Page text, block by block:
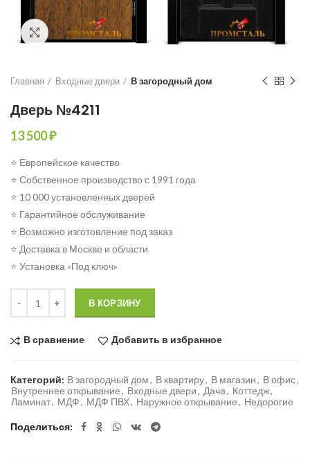
Click to enlarge
Главная Входные двери В загородный дом
Дверь №4211
13 500₽
⭐ Европейское качество
⭐ Собственное производство с 1991 года
⭐ 10 000 установленных дверей
⭐ Гарантийное обслуживание
⭐ Возможно изготовление под заказ
⭐ Доставка в Москве и области
⭐ Установка «Под ключ»
В КОРЗИНУ
В сравнение Добавить в избранное
Категорий: В загородный дом, В квартиру, В магазин, В офис,
Внутреннее открывание, Входные двери, Дача, Коттедж,
Ламинат, МДФ, МДФ ПВХ, Наружное открывание, Недорогие
Поделиться